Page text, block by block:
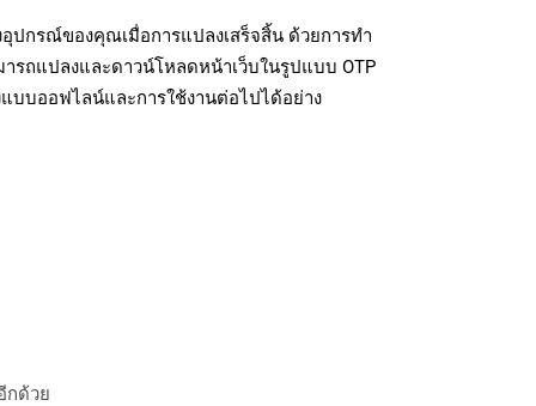
ปกรณ์ของคุณเมื่อการแปลงเสร็จสิ้น ด้วยการทำ
รถแปลงและดาวน์โหลดหน้าเว็บในรูปแบบ OTP
บบออฟไลน์และการใช้งานต่อไปได้อย่าง
กด้วย